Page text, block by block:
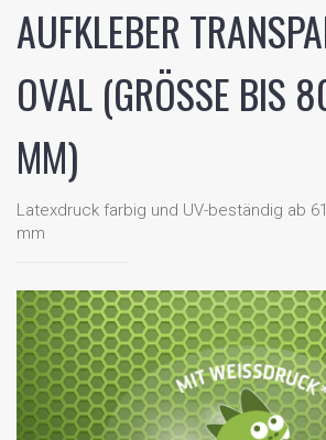
AUFKLEBER
OVAL (GRÖSSE BIS
MM)
Latexdruck farbig und UV-beständig ab
mm